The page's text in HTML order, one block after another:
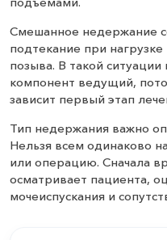
Смешанное недержание
подтекание при
позыва. В такой
компонент ведущий,
зависит первый этап
Тип недержания важно
Нельзя всем одинаково
или операцию. Сначала
осматривает пациента,
мочеиспускания и